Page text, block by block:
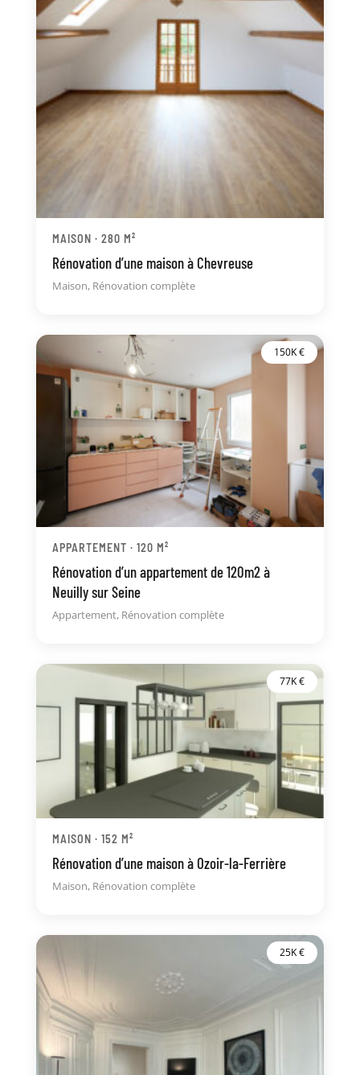
MAISON · 280 M²
Rénovation d’une maison à Chevreuse
Maison, Rénovation complète
150K €
APPARTEMENT · 120 M²
Rénovation d’un appartement de 120m2 à
Neuilly sur Seine
Appartement, Rénovation complète
77K €
MAISON · 152 M²
Rénovation d’une maison à Ozoir-la-Ferrière
Maison, Rénovation complète
25K €